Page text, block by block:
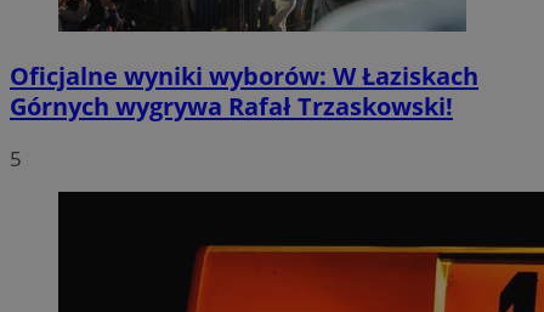
Oficjalne wyniki wyborów: W Łaziskach
Górnych wygrywa Rafał Trzaskowski!
5